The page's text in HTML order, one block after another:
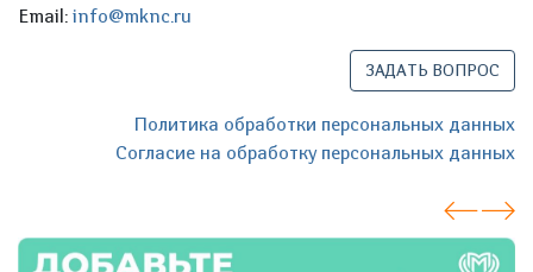
Email: info@mknc.ru
ЗАДАТЬ ВОПРОС
Политика обработки персональных данных
Согласие на обработку персональных данных